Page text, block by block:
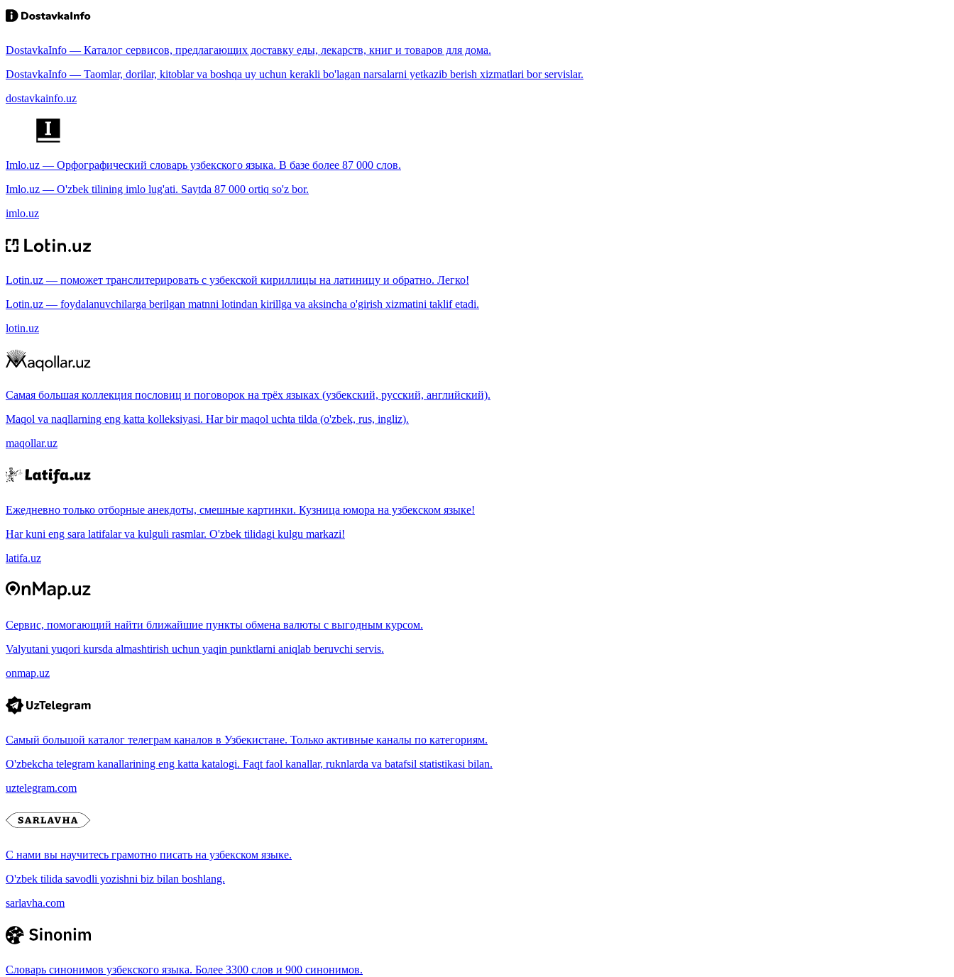
DostavkaInfo — Каталог сервисов, предлагающих доставку еды, лекарств, книг и товаров для дома.
DostavkaInfo — Taomlar, dorilar, kitoblar va boshqa uy uchun kerakli bo'lagan narsalarni yetkazib berish xizmatlari bor servislar.
dostavkainfo.uz
Imlo.uz — Орфографический словарь узбекского языка. В базе более 87 000 слов.
Imlo.uz — O'zbek tilining imlo lug'ati. Saytda 87 000 ortiq so'z bor.
imlo.uz
Lotin.uz — поможет транслитерировать с узбекской кириллицы на латиницу и обратно. Легко!
Lotin.uz — foydalanuvchilarga berilgan matnni lotindan kirillga va aksincha o'girish xizmatini taklif etadi.
lotin.uz
Самая большая коллекция пословиц и поговорок на трёх языках (узбекский, русский, английский).
Maqol va naqllarning eng katta kolleksiyasi. Har bir maqol uchta tilda (o'zbek, rus, ingliz).
maqollar.uz
Ежедневно только отборные анекдоты, смешные картинки. Кузница юмора на узбекском языке!
Har kuni eng sara latifalar va kulguli rasmlar. O'zbek tilidagi kulgu markazi!
latifa.uz
Сервис, помогающий найти ближайшие пункты обмена валюты с выгодным курсом.
Valyutani yuqori kursda almashtirish uchun yaqin punktlarni aniqlab beruvchi servis.
onmap.uz
Самый большой каталог телеграм каналов в Узбекистане. Только активные каналы по категориям.
O'zbekcha telegram kanallarining eng katta katalogi. Faqt faol kanallar, ruknlarda va batafsil statistikasi bilan.
uztelegram.com
С нами вы научитесь грамотно писать на узбекском языке.
O'zbek tilida savodli yozishni biz bilan boshlang.
sarlavha.com
Словарь синонимов узбекского языка. Более 3300 слов и 900 синонимов.